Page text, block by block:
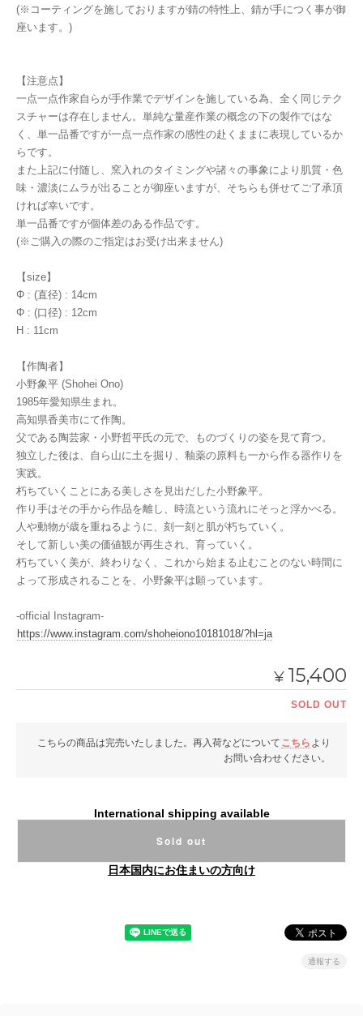
(※コーティングを施しておりますが錆の特性上、錆が手につく事が御
座います。)
【注意点】
一点一点作家自らが手作業でデザインを施している為、全く同じテク
スチャーは存在しません。単純な量産作業の概念の下の製作ではな
く、単一品番ですが一点一点作家の感性の赴くままに表現しているか
らです。
また上記に付随し、窯入れのタイミングや諸々の事象により肌質・色
味・濃淡にムラが出ることが御座いますが、そちらも併せてご了承頂
ければ幸いです。
単一品番ですが個体差のある作品です。
(※ご購入の際のご指定はお受け出来ません)
【size】
Φ : (直径) : 14cm
Φ : (口径) : 12cm
H : 11cm
【作陶者】
小野象平 (Shohei Ono)
1985年愛知県生まれ。
高知県香美市にて作陶。
父である陶芸家・小野哲平氏の元で、ものづくりの姿を見て育つ。
独立した後は、自ら山に土を掘り、釉薬の原料も一から作る器作りを
実践。
朽ちていくことにある美しさを見出だした小野象平。
作り手はその手から作品を離し、時流という流れにそっと浮かべる。
人や動物が歳を重ねるように、刻一刻と肌が朽ちていく。
そして新しい美の価値観が再生され、育っていく。
朽ちていく美が、終わりなく、これから始まる止むことのない時間に
よって形成されることを、小野象平は願っています。
-official Instagram-
https://www.instagram.com/shoheiono10181018/?hl=ja
¥ 15,400
SOLD OUT
こちらの商品は完売いたしました。再入荷などについて こちら より
お問い合わせください。
International shipping available
Sold out
日本国内にお住まいの方向け
通報する